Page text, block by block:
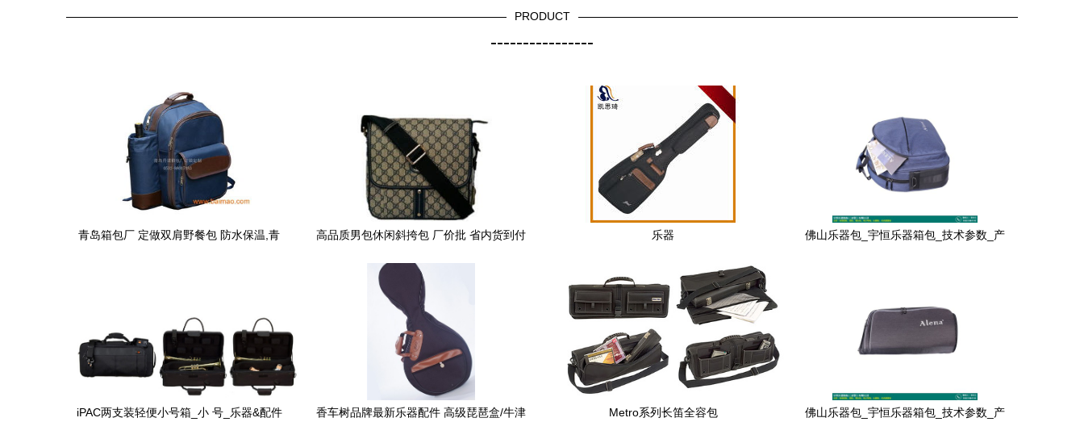
PRODUCT
----------------
青岛箱包厂 定做双肩野餐包 防水保温,青
高品质男包休闲斜挎包 厂价批 省内货到付
乐器
佛山乐器包_宇恒乐器箱包_技术参数_产
iPAC两支装轻便小号箱_小 号_乐器&配件
香车树品牌最新乐器配件 高级琵琶盒/牛津
Metro系列长笛全容包
佛山乐器包_宇恒乐器箱包_技术参数_产